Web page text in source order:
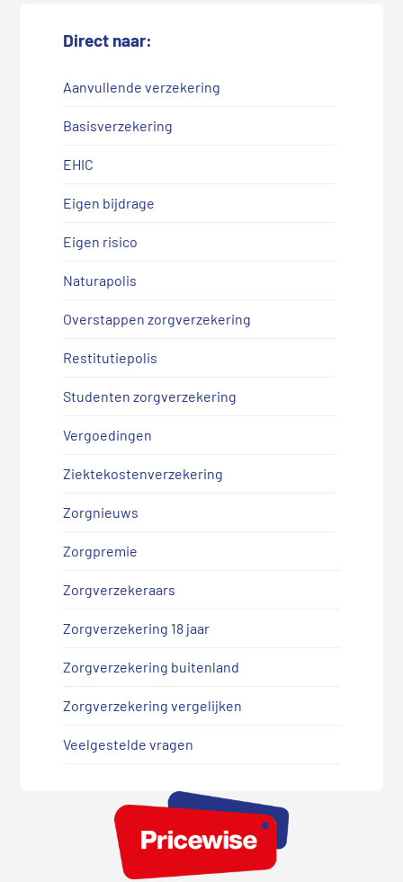
Direct naar:
Aanvullende verzekering
Basisverzekering
EHIC
Eigen bijdrage
Eigen risico
Naturapolis
Overstappen zorgverzekering
Restitutiepolis
Studenten zorgverzekering
Vergoedingen
Ziektekostenverzekering
Zorgnieuws
Zorgpremie
Zorgverzekeraars
Zorgverzekering 18 jaar
Zorgverzekering buitenland
Zorgverzekering vergelijken
Veelgestelde vragen